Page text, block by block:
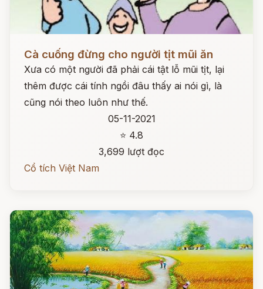
Cà cuống đừng cho người tịt mũi ăn
Xưa có một người đã phải cái tật lỗ mũi tịt, lại
thêm được cái tính ngồi đâu thấy ai nói gì, là
cũng nói theo luôn như thế.
05-11-2021
⭐ 4.8
3,699 lượt đọc
Cổ tích Việt Nam